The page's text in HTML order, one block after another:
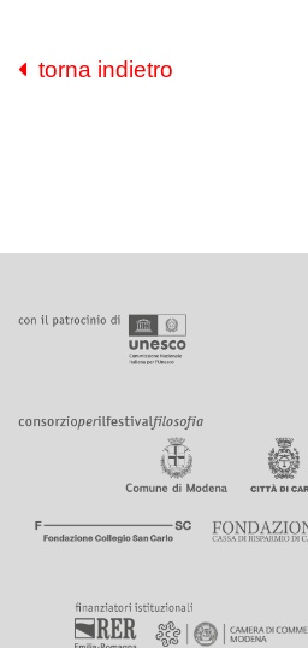
torna indietro